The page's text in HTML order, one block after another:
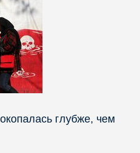
глубже, чем